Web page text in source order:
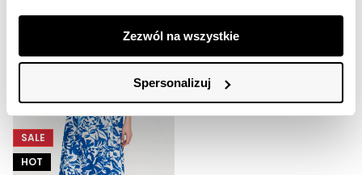
Zezwól na wszystkie
Spersonalizuj
SALE
HOT